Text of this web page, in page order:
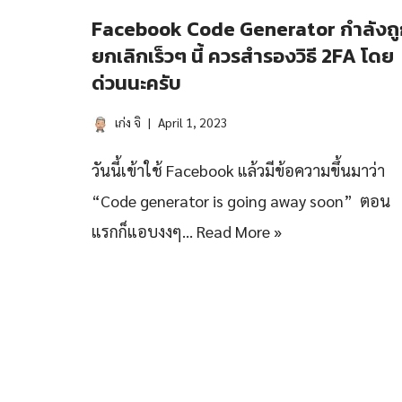
Facebook Code Generator กำลัง
ยกเลิกเร็วๆ นี้ ควรสำรองวิธี 2FA โดย
ด่วนนะครับ
เก่ง จิ April 1, 2023
วันนี้เข้าใช้ Facebook แล้วมีข้อความขึ้นมาว่า
“Code generator is going away soon” ตอน
แรกก็แอบงงๆ… Read More »